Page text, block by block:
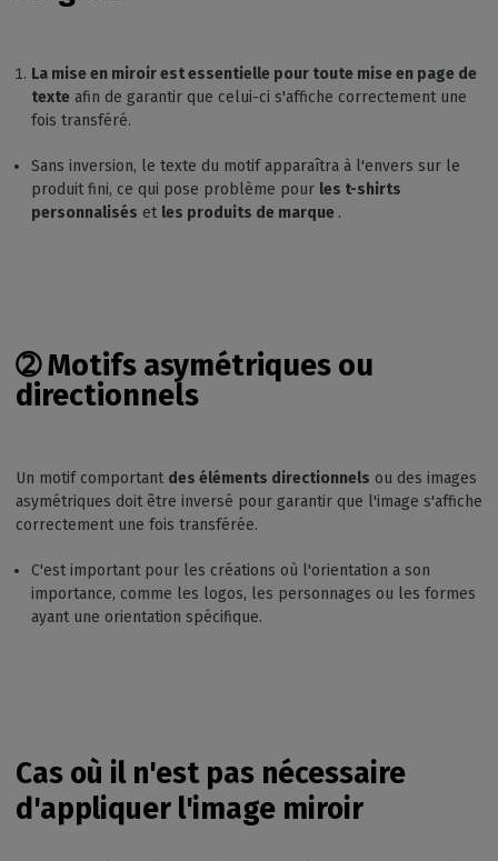
La mise en miroir est essentielle pour toute mise en page de
texte afin de garantir que celui-ci s'affiche correctement une
fois transféré.
Sans inversion, le texte du motif apparaîtra à l'envers sur le
produit fini, ce qui pose problème pour les t-shirts
personnalisés et les produits de marque .
➁ Motifs asymétriques ou
directionnels
Un motif comportant des éléments directionnels ou des images
asymétriques doit être inversé pour garantir que l'image s'affiche
correctement une fois transférée.
C'est important pour les créations où l'orientation a son
importance, comme les logos, les personnages ou les formes
ayant une orientation spécifique.
Cas où il n'est pas nécessaire
d'appliquer l'image miroir